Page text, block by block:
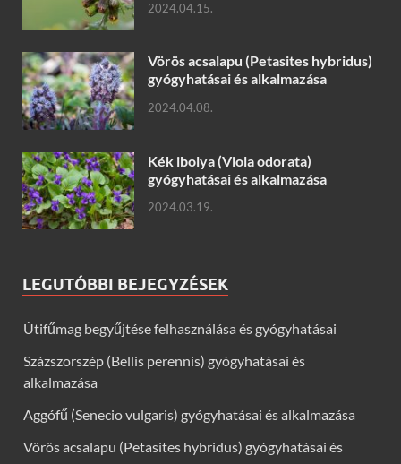
2024.04.15.
Vörös acsalapu (Petasites hybridus)
gyógyhatásai és alkalmazása
2024.04.08.
Kék ibolya (Viola odorata)
gyógyhatásai és alkalmazása
2024.03.19.
LEGUTÓBBI BEJEGYZÉSEK
Útifűmag begyűjtése felhasználása és gyógyhatásai
Százszorszép (Bellis perennis) gyógyhatásai és
alkalmazása
Aggófű (Senecio vulgaris) gyógyhatásai és alkalmazása
Vörös acsalapu (Petasites hybridus) gyógyhatásai és